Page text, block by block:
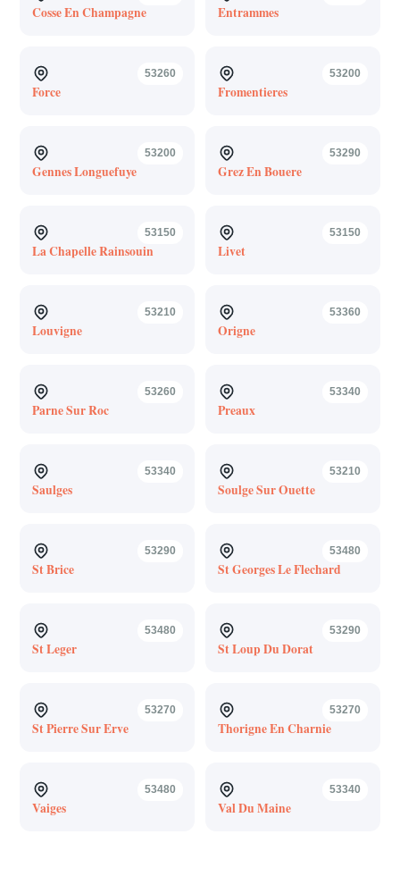
Cosse En Champagne Entrammes
53260
Force
53200
Fromentieres
53200
Gennes Longuefuye
53290
Grez En Bouere
53150
La Chapelle Rainsouin
53150
Livet
53210
Louvigne
53360
Origne
53260
Parne Sur Roc
53340
Preaux
53340
Saulges
53210
Soulge Sur Ouette
53290
St Brice
53480
St Georges Le Flechard
53480
St Leger
53290
St Loup Du Dorat
53270
St Pierre Sur Erve
53270
Thorigne En Charnie
53480
Vaiges
53340
Val Du Maine